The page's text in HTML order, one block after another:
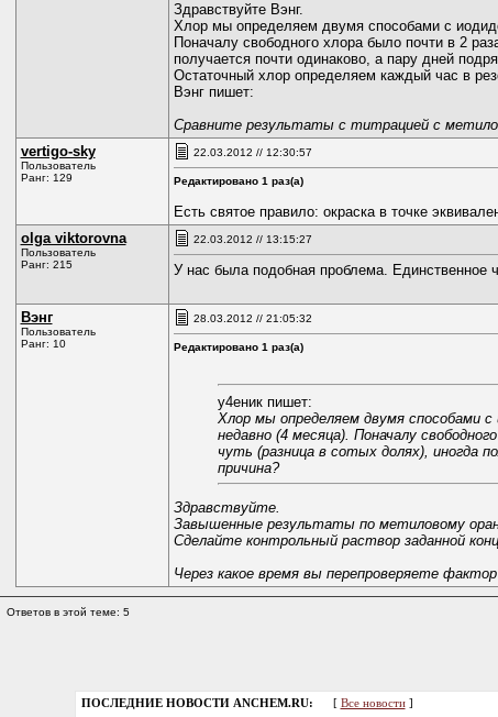
Здравствуйте Вэнг.
Хлор мы определяем двумя способами с
Поначалу свободного хлора было почти в 2
получается почти одинаково, а пару дней
Остаточный хлор определяем каждый час в
Вэнг пишет:
Сравните результаты с титрацией с
vertigo-sky
Пользователь
Ранг: 129
22.03.2012 // 12:30:57
Редактировано 1 раз(а)
Есть святое правило: окраска в точке
olga viktorovna
Пользователь
Ранг: 215
22.03.2012 // 13:15:27
У нас была подобная проблема. Единственное
Вэнг
Пользователь
Ранг: 10
28.03.2012 // 21:05:32
Редактировано 1 раз(а)
у4еник пишет:
Хлор мы определяем двумя способами
недавно (4 месяца). Поначалу
чуть (разница в сотых долях), иногда
причина?
Здравствуйте.
Завышенные результаты по метиловому
Сделайте контрольный раствор заданной
Через какое время вы перепроверяете
Ответов в этой теме: 5
ПОСЛЕДНИЕ НОВОСТИ ANCHEM.RU: [ Все новости]